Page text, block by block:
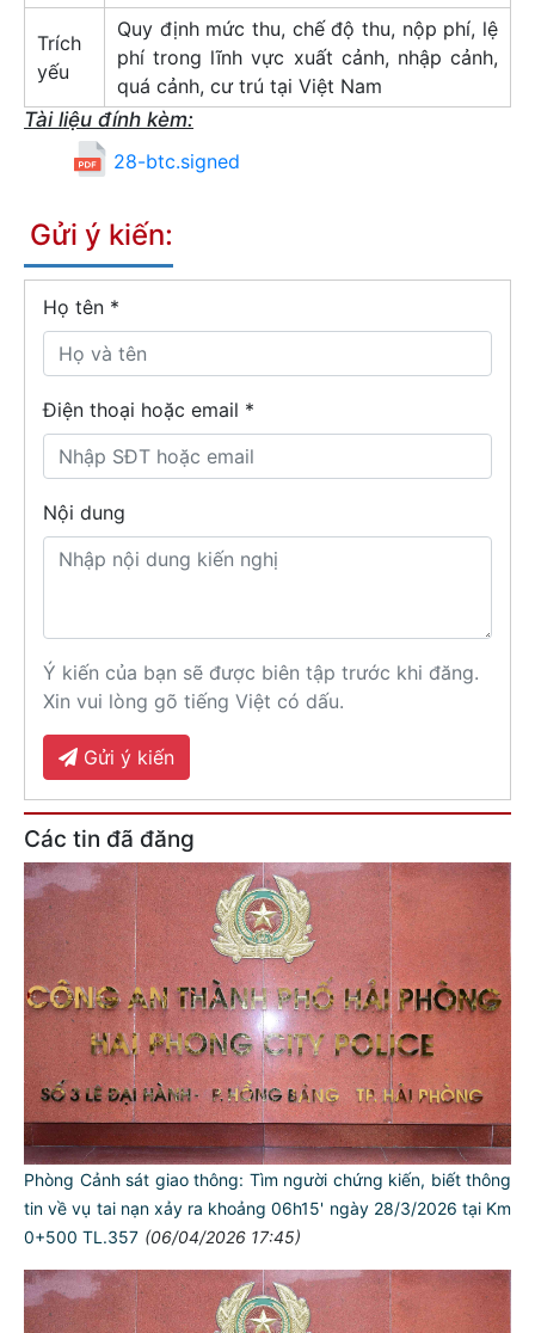
Trích
yếu
Quy định mức thu, chế độ thu, nộp phí, lệ
phí trong lĩnh vực xuất cảnh, nhập cảnh,
quá cảnh, cư trú tại Việt Nam
Tài liệu đính kèm:
28-btc.signed
Gửi ý kiến:
Họ tên *
Điện thoại hoặc email *
Nội dung
Ý kiến của bạn sẽ được biên tập trước khi đăng.
Xin vui lòng gõ tiếng Việt có dấu.
Gửi ý kiến
Các tin đã đăng
Phòng Cảnh sát giao thông: Tìm người chứng kiến, biết thông
tin về vụ tai nạn xảy ra khoảng 06h15' ngày 28/3/2026 tại Km
0+500 TL.357 (06/04/2026 17:45)